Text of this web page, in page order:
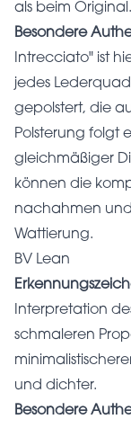
als beim Original.
Besondere
Intrecciato" ist
jedes
gepolstert, die
Polsterung folgt
gleichmäßiger
können die
nachahmen
Wattierung.
BV Lean
Interpretation
schmaleren
und dichter.
Besondere